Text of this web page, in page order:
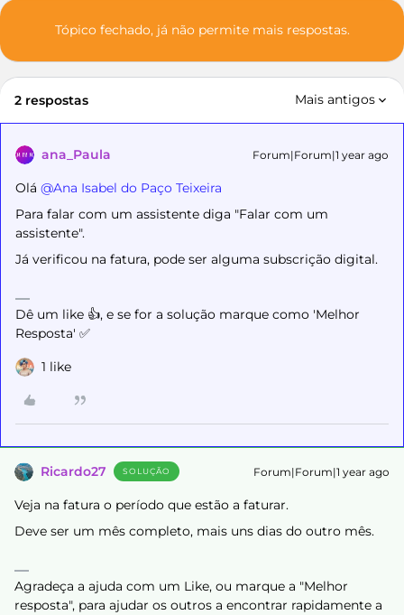
Tópico fechado, já não permite mais respostas.
2 respostas Mais antigos
ana_Paula Forum|Forum|1 year ago
Olá ​ @Ana Isabel do Paço Teixeira
Para falar com um assistente diga "Falar com um
assistente".
Já verificou na fatura, pode ser alguma subscrição digital.
Dê um like 👍, e se for a solução marque como 'Melhor
Resposta' ✅
1 like
Ricardo27 SOLUÇÃO Forum|Forum|1 year ago
Veja na fatura o período que estão a faturar.
Deve ser um mês completo, mais uns dias do outro mês.
Agradeça a ajuda com um Like, ou marque a "Melhor
resposta", para ajudar os outros a encontrar rapidamente a